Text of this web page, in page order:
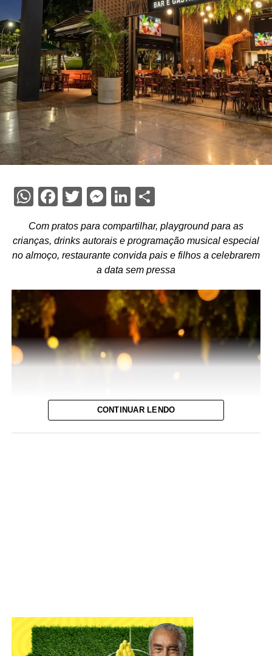
WhatsApp
Facebook
TwitterMessenger
LinkedIn
Com pratos para compartilhar, playground para as
crianças, drinks autorais e programação musical especial
no almoço, restaurante convida pais e filhos a celebrarem
a data sem pressa
CONTINUAR LENDO